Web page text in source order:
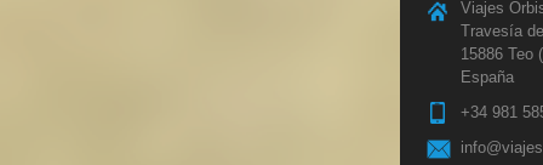
Viajes
Travesía
15886 Teo
España
+34 981